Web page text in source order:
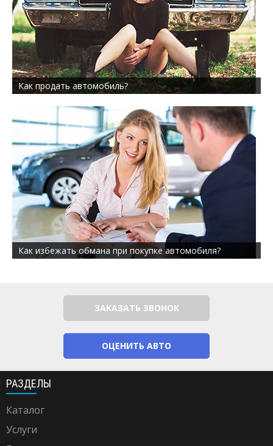
Как продать автомобиль?
Как избежать обмана при покупке автомобиля?
ЗАКАЗАТЬ ЗВОНОК
ОЦЕНИТЬ АВТО
РАЗДЕЛЫ
Каталог
Услуги